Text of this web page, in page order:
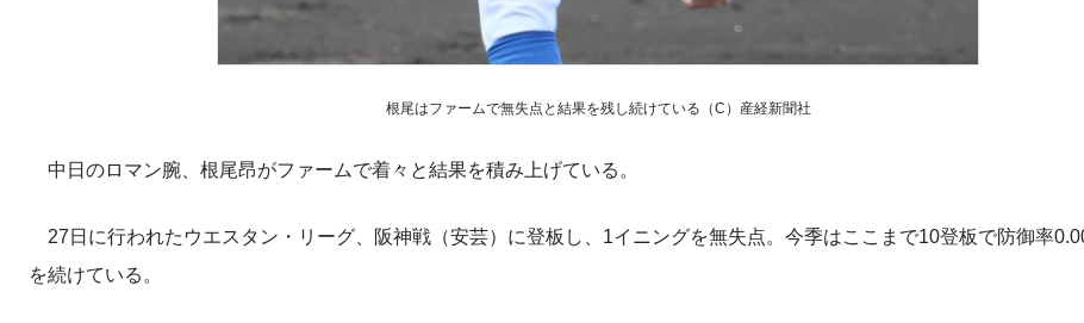
根尾はファームで無失点と結果を残し続けている（C）産経新聞社
中日のロマン腕、根尾昂がファームで着々と結果を積み上げている。
27日に行われたウエスタン・リーグ、阪神戦（安芸）に登板し、1イニングを無失点。今季はここまで10登板で防御率
を続けている。